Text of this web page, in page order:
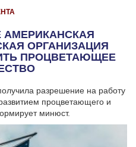
АМЕРИКАНСКАЯ
ОРГАНИЗАЦИЯ
ПРОЦВЕТАЮЩЕЕ
разрешение на работу
процветающего и
минюст.